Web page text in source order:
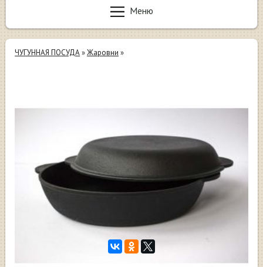
Меню
ЧУГУННАЯ ПОСУДА»Жаровни »